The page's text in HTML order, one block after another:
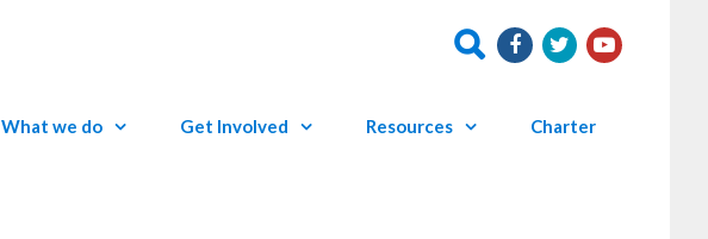
What we do Get Involved Resources Charter